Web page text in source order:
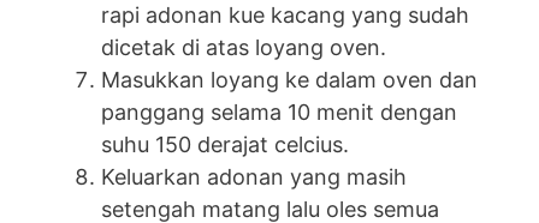
rapi adonan kue kacang yang sudah
dicetak di atas loyang oven.
Masukkan loyang ke dalam oven dan
panggang selama 10 menit dengan
suhu 150 derajat celcius.
Keluarkan adonan yang masih
setengah matang lalu oles semua